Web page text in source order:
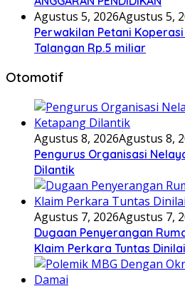
Agustus 5, 2026Agustus 5,
Perwakilan Petani
Talangan Rp.5 miliar
Otomotif
Agustus 8, 2026Agustus 8,
Pengurus Organisasi
Dilantik
Agustus 7, 2026Agustus 7,
Dugaan Penyerangan
Klaim Perkara Tuntas